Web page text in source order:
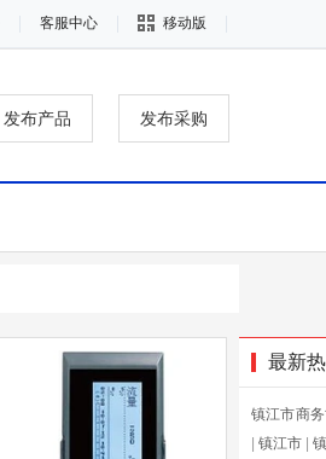
客服中心 移动版
发布产品 发布采购
最新
镇江市商
镇江市